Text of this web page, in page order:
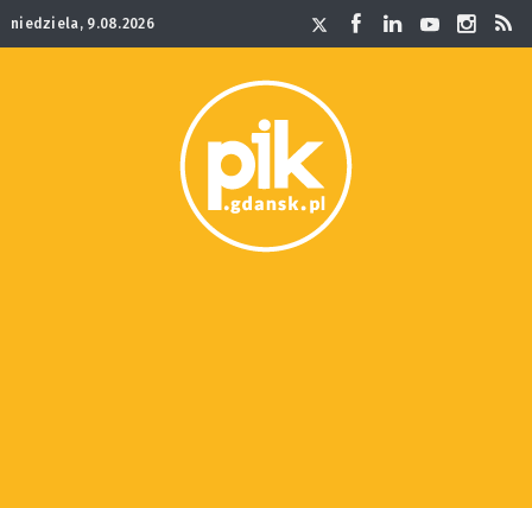
niedziela, 9.08.2026